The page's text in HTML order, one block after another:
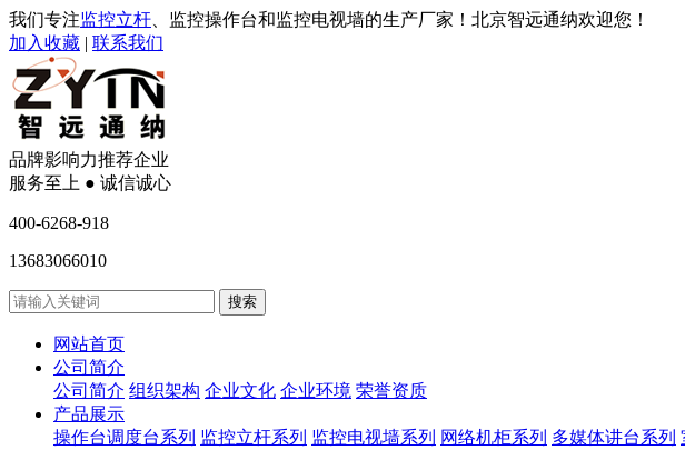
我们专注监控立杆 、监控操作台和监控电视墙的生产厂家！北京智远通纳欢迎您！
加入收藏 | 联系我们
品牌影响力推荐企业
服务至上 ● 诚信诚心
400-6268-918
13683066010
网站首页
公司简介
公司简介 组织架构 企业文化 企业环境 荣誉资质
产品展示
操作台调度台系列 监控立杆系列 监控电视墙系列 网络机柜系列 多媒体讲台系列